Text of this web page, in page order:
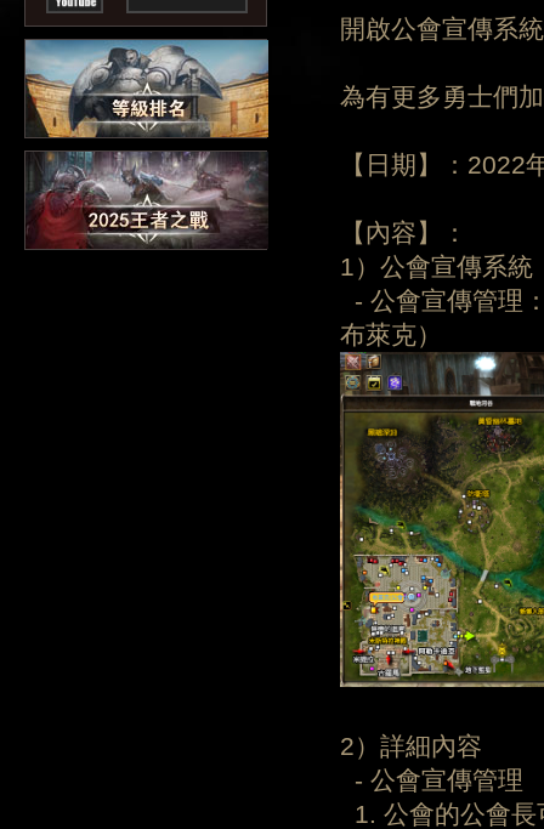
開啟公會宣傳系統
為有更多勇士們
【日期】：2022
【內容】：
1）公會宣傳系統
- 公會宣傳管理
布萊克）
2）詳細內容
- 公會宣傳管理
1. 公會的公會